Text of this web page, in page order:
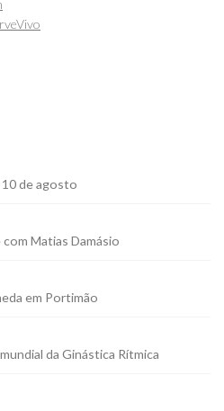
de agosto
Matias Damásio
em Portimão
da Ginástica Rítmica